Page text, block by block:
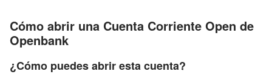
Cómo abrir una Cuenta Corriente Open de
Openbank
¿Cómo puedes abrir esta cuenta?